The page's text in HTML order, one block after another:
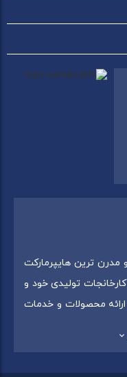
مدرن ترین هایپرمارکت
تولیدی خود و
محصولات و خدمات